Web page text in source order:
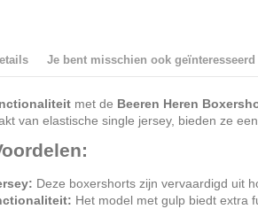
Je bent misschien ook geïnteresseerd
met de Beeren Heren
van elastische single jersey, bieden ze
Deze boxershorts zijn vervaardigd uit
Het model met gulp biedt extra